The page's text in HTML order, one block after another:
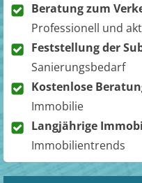
Beratung zum
Professionell und
Feststellung der
Sanierungsbedarf
Kostenlose
Immobilie
Langjährige
Immobilientrends